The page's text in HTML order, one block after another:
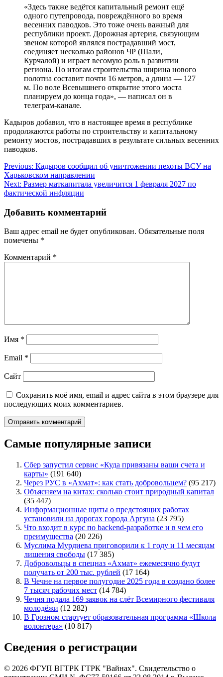
«Здесь также ведётся капитальный ремонт ещё
одного путепровода, повреждённого во время
весенних паводков. Это тоже очень важный для
республики проект. Дорожная артерия, связующим
звеном которой являлся пострадавший мост,
соединяет несколько районов ЧР (Шали,
Курчалой) и играет весомую роль в развитии
региона. По итогам строительства ширина нового
полотна составит почти 16 метров, а длина — 127
м. По воле Всевышнего открытие этого моста
планируем до конца года», — написал он в
телеграм-канале.
Кадыров добавил, что в настоящее время в республике
продолжаются работы по строительству и капитальному
ремонту мостов, пострадавших в результате сильных весенних
паводков.
Навигация
по
записям
Previous: Кадыров сообщил об уничтожении пехоты ВСУ на
Харьковском направлении
Next: Размер маткапитала увеличится 1 февраля 2027 по
фактической инфляции
Добавить комментарий
Ваш адрес email не будет опубликован. Обязательные поля
помечены *
Комментарий *
Имя *
Email *
Сайт
Сохранить моё имя, email и адрес сайта в этом браузере для
последующих моих комментариев.
Самые популярные записи
Сбер запустил сервис «Куда привязаны ваши счета и
карты» (191 640)
Через РУС в «Ахмат»: как стать добровольцем? (95 217)
Объясняем на китах: сколько стоит природный капитал
(35 447)
Информационные щиты о предстоящих работах
установили на дорогах города Аргуна (23 795)
Что входит в курс по backend-разработке и в чем его
преимущества (20 226)
Муслима Мурдиева приговорили к 1 году и 11 месяцам
лишения свободы (17 385)
Добровольцы в спецназ «Ахмат» ежемесячно будут
получать от 200 тыс. рублей (17 164)
В Чечне на первое полугодие 2025 года в создано более
7 тысяч рабочих мест (14 784)
Чечня подала 169 заявок на слёт Всемирного фестиваля
молодёжи (12 282)
В Грозном стартует образовательная программа «Школа
волонтера» (10 817)
Сведения о регистрации
© 2026 ФГУП ВГТРК ГТРК "Вайнах". Свидетельство о